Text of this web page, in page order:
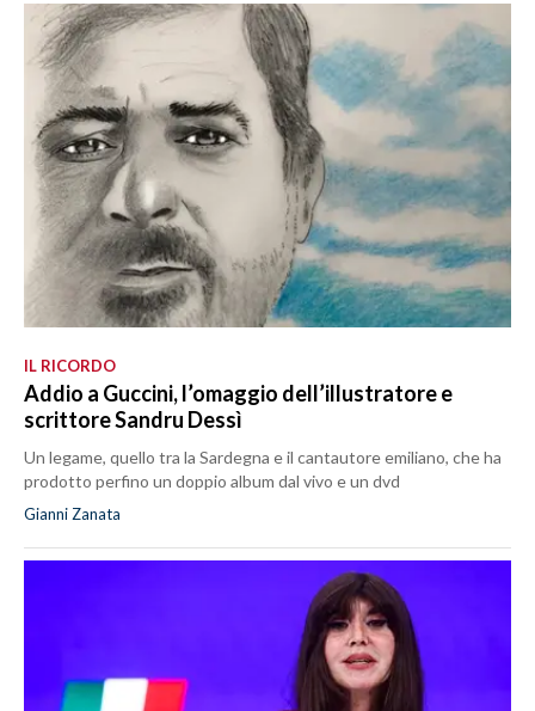
IL RICORDO
Addio a Guccini, l’omaggio dell’illustratore e
scrittore Sandru Dessì
Un legame, quello tra la Sardegna e il cantautore emiliano, che ha
prodotto perfino un doppio album dal vivo e un dvd
Gianni Zanata